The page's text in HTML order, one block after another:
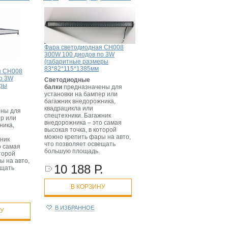
CH008
3W
для
или
самая
на авто,
Фара светодиодная CH008
300W 100 диодов по 3W
(габаритные размеры
83*82*115*1385мм
Светодиодные
балки предназначены для
установки на бампер или
багажник внедорожника,
квадрацикла или
спецтехники. Багажник
внедорожника – это самая
высокая точка, в которой
можно крепить фары на авто,
что позволяет освещать
большую площадь.
10 188 Р.
В КОРЗИНУ
В ИЗБРАННОЕ